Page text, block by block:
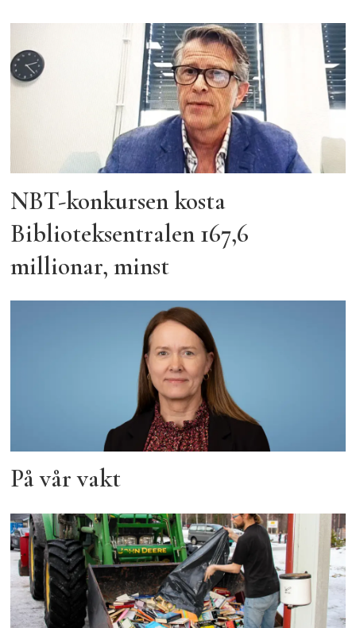
NBT-konkursen kosta
Biblioteksentralen 167,6
millionar, minst
På vår vakt